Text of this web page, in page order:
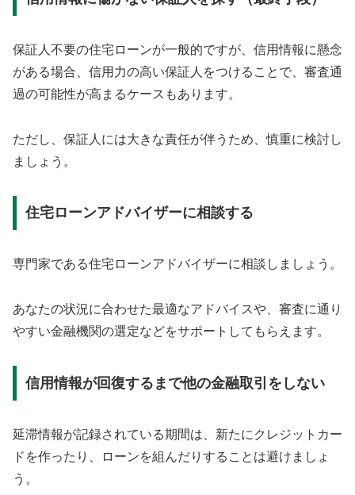
保証人不要の住宅ローンが一般的ですが、信用情報に懸念
がある場合、信用力の高い保証人をつけることで、審査通
過の可能性が高まるケースもあります。
ただし、保証人には大きな責任が伴うため、慎重に検討し
ましょう。
住宅ローンアドバイザーに相談する
専門家である住宅ローンアドバイザーに相談しましょう。
あなたの状況に合わせた最適なアドバイスや、審査に通り
やすい金融機関の選定などをサポートしてもらえます。
信用情報が回復するまで他の金融取引をしない
延滞情報が記録されている期間は、新たにクレジットカー
ドを作ったり、ローンを組んだりすることは避けましょ
う。